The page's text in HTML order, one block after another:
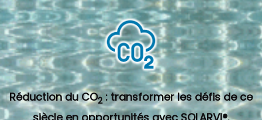
Réduction du CO2 : transformer les défis de ce